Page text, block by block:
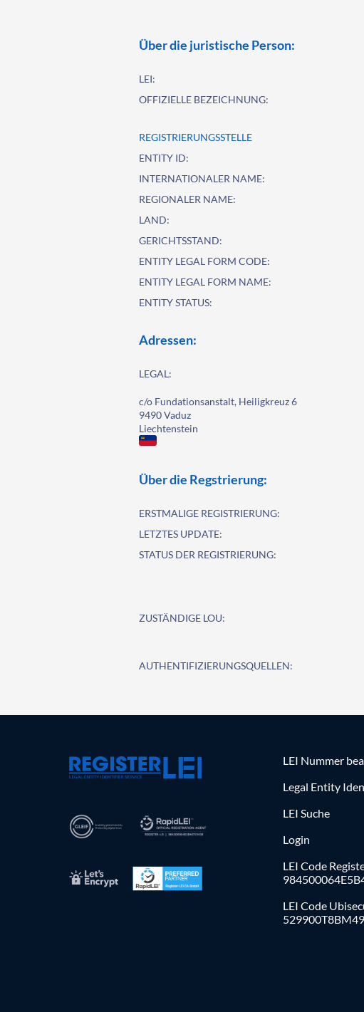
Über die juristische Person:
LEI:
OFFIZIELLE BEZEICHNUNG:
REGISTRIERUNGSSTELLE
ENTITY ID:
INTERNATIONALER NAME:
REGIONALER NAME:
LAND:
GERICHTSSTAND:
ENTITY LEGAL FORM CODE:
ENTITY LEGAL FORM NAME:
ENTITY STATUS:
Adressen:
LEGAL:
c/o Fundationsanstalt, Heiligkreuz 6
9490 Vaduz
Liechtenstein
Über die Regstrierung:
ERSTMALIGE REGISTRIERUNG:
LETZTES UPDATE:
STATUS DER REGISTRIERUNG:
ZUSTÄNDIGE LOU:
AUTHENTIFIZIERUNGSQUELLEN:
LEI Nummer
Legal Entity
LEI Suche
Login
LEI Code
LEI Code